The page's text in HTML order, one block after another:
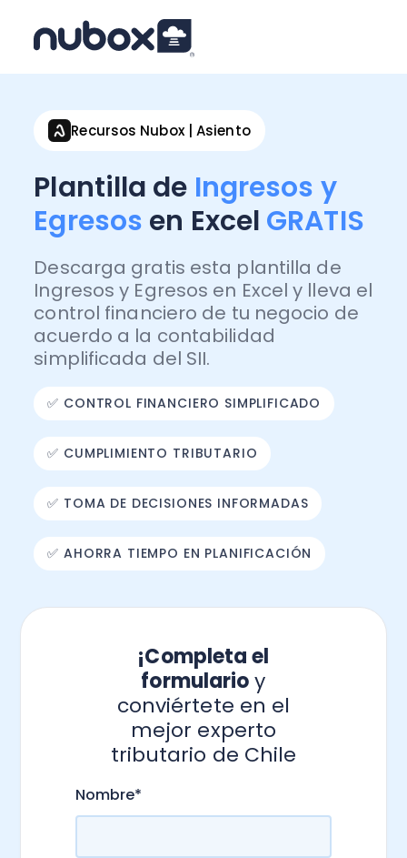
Recursos Nubox | Asiento
Plantilla de Ingresos y
Egresos en Excel GRATIS
Descarga gratis esta plantilla de
Ingresos y Egresos en Excel y lleva el
control financiero de tu negocio de
acuerdo a la contabilidad
simplificada del SII.
✅ CONTROL FINANCIERO SIMPLIFICADO
✅ CUMPLIMIENTO TRIBUTARIO
✅ TOMA DE DECISIONES INFORMADAS
✅ AHORRA TIEMPO EN PLANIFICACIÓN
¡Completa el
formularioy
conviértete en el
mejor experto
tributario de Chile
Nombre*